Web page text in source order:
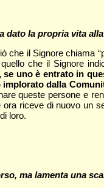
dato la propria vita
che il Signore
che il Signore
uno è entrato in
dalla
queste persone e
riceve di nuovo un
loro.
ma lamenta una